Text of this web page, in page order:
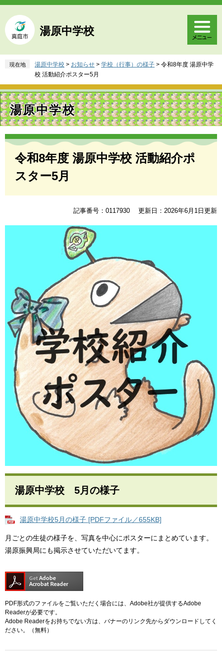
ペ
ジ
の
頭
。
メ
ュ
ー
飛
て
本
文
へ
湯原中学校
現在地 湯原中学校 > お知らせ > 学校（行事）の様子 > 令和8年度 湯原中学
校 活動紹介ポスター5月
湯原中学校
本
令和8年度 湯原中学校 活動紹介ポ
スター5月
記事番号：0117930 更新日：2026年6月1日更新
湯原中学校 5月の様子
湯原中学校5月の様子 [PDFファイル／655KB]
月ごとの生徒の様子を、写真を中心にポスターにまとめています。
湯原振興局にも掲示させていただいてます。
PDF形式のファイルをご覧いただく場合には、Adobe社が提供するAdobe
Readerが必要です。
Adobe Readerをお持ちでない方は、バナーのリンク先からダウンロードしてく
ださい。（無料）